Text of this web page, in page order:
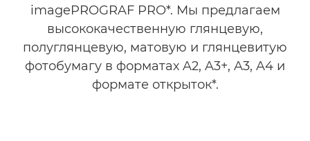
ЧЕРНИЛА
imagePROGRAF PRO*. Мы предлагаем
высококачественную глянцевую,
полуглянцевую, матовую и глянцевитую
фотобумагу в форматах A2, A3+, A3, A4 и
формате открыток*.